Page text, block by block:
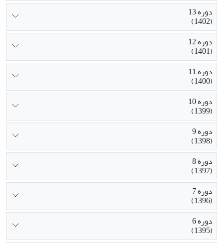
دوره 13
(1402)
دوره 12
(1401)
دوره 11
(1400)
دوره 10
(1399)
دوره 9
(1398)
دوره 8
(1397)
دوره 7
(1396)
دوره 6
(1395)